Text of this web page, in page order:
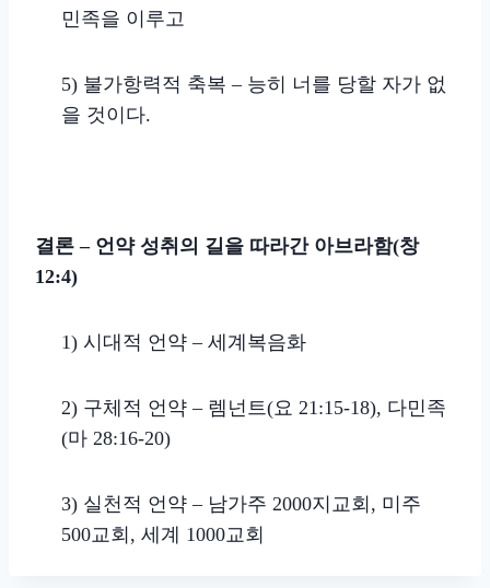
민족을 이루고
5) 불가항력적 축복 – 능히 너를 당할 자가 없
을 것이다.
결론 – 언약 성취의 길을 따라간 아브라함(창
12:4)
1) 시대적 언약 – 세계복음화
2) 구체적 언약 – 렘넌트(요 21:15-18), 다민족
(마 28:16-20)
3) 실천적 언약 – 남가주 2000지교회, 미주
500교회, 세계 1000교회